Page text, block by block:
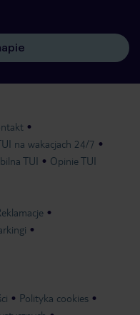
na wakacjach 24/7
TUI Opinie TUI
Polityka cookies